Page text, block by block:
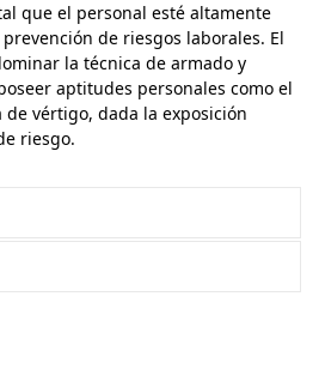
que el personal esté altamente
de riesgos laborales. El
la técnica de armado y
aptitudes personales como el
vértigo, dada la exposición
riesgo.